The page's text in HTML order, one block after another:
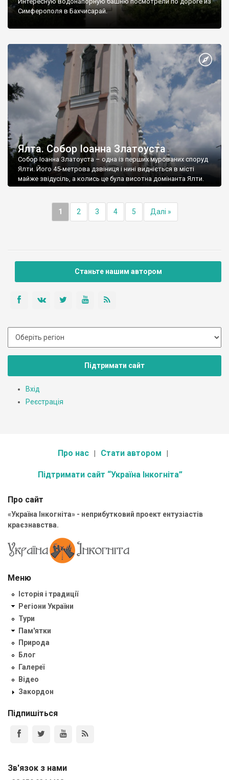
Симферополя в Бахчисарай.
Ялта. Собор Іоанна Златоуста
Собор Іоанна Златоуста – одна із перших мурованих споруд
Ялти. Його 45-метрова дзвіниця і нині видніється в місті
майже звідусіль, а колись це була висотна домінанта Ялти.
1 2 3 4 5 Далі »
Станьте нашим автором
Підтримати сайт
Вхід
Реєстрація
Про нас Стати автором
Підтримати сайт “Україна Інкогніта”
Про сайт
«Україна Інкогніта» - неприбутковий проект ентузіастів
краєзнавства.
Меню
Історія і традиції
Регіони України
Тури
Пам'ятки
Природа
Блог
Галереї
Відео
Закордон
Підпишіться
Зв'язок з нами